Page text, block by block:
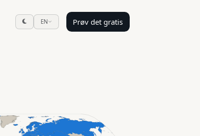
EN Prøv det gratis